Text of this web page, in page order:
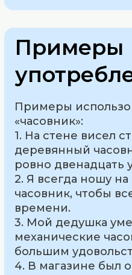
Примеры
Примеры
«часовник»:
1. На стене висел
деревянный
ровно двенадцать
2. Я всегда ношу
часовник, чтобы
времени.
3. Мой дедушка
механические
большим
4. В магазине был